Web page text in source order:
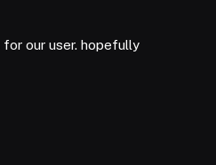
our user. hopefully